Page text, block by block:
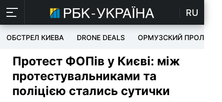
RU
ОБСТРЕЛ КИЕВА DRONE DEALS ОРМУЗСКИЙ ПРОЛИВ
Протест ФОПів у Києві: між
протестувальниками та
поліцією стались сутички